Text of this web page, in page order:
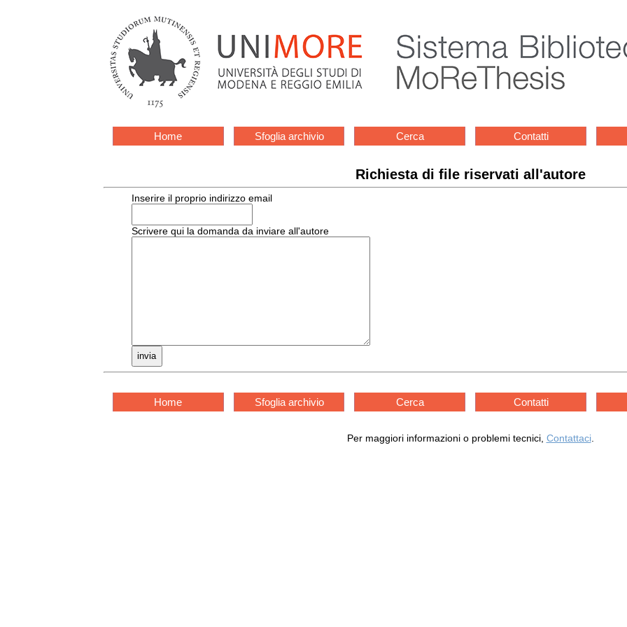
Home Sfoglia archivio Cerca Contatti
Richiesta di file riservati all'autore
Inserire il proprio indirizzo email
Scrivere qui la domanda da inviare all'autore
Home Sfoglia archivio Cerca Contatti
Per maggiori informazioni o problemi tecnici, Contattaci.